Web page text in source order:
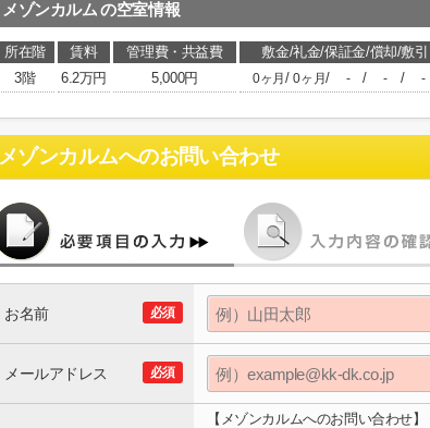
メゾンカルム の空室情報
所在階 賃料 管理費・共益費 敷金/礼金/保証金/償却/敷引
3階
6.2万円 5,000円 0ヶ月/0ヶ月/ - / - / -
メゾンカルムへのお問い合わせ
必須
お名前
必須
メールアドレス
【メゾンカルムへのお問い合わせ】